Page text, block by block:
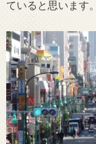
ていると思います。